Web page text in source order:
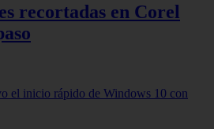
recortadas en Corel